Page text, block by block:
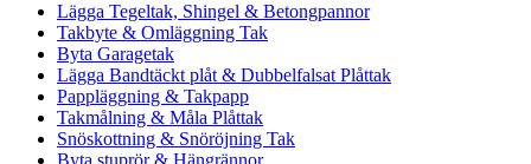
Lägga Tegeltak, Shingel & Betongpannor
Takbyte & Omläggning Tak
Byta Garagetak
Lägga Bandtäckt plåt & Dubbelfalsat Plåttak
Pappläggning & Takpapp
Takmålning & Måla Plåttak
Snöskottning & Snöröjning Tak